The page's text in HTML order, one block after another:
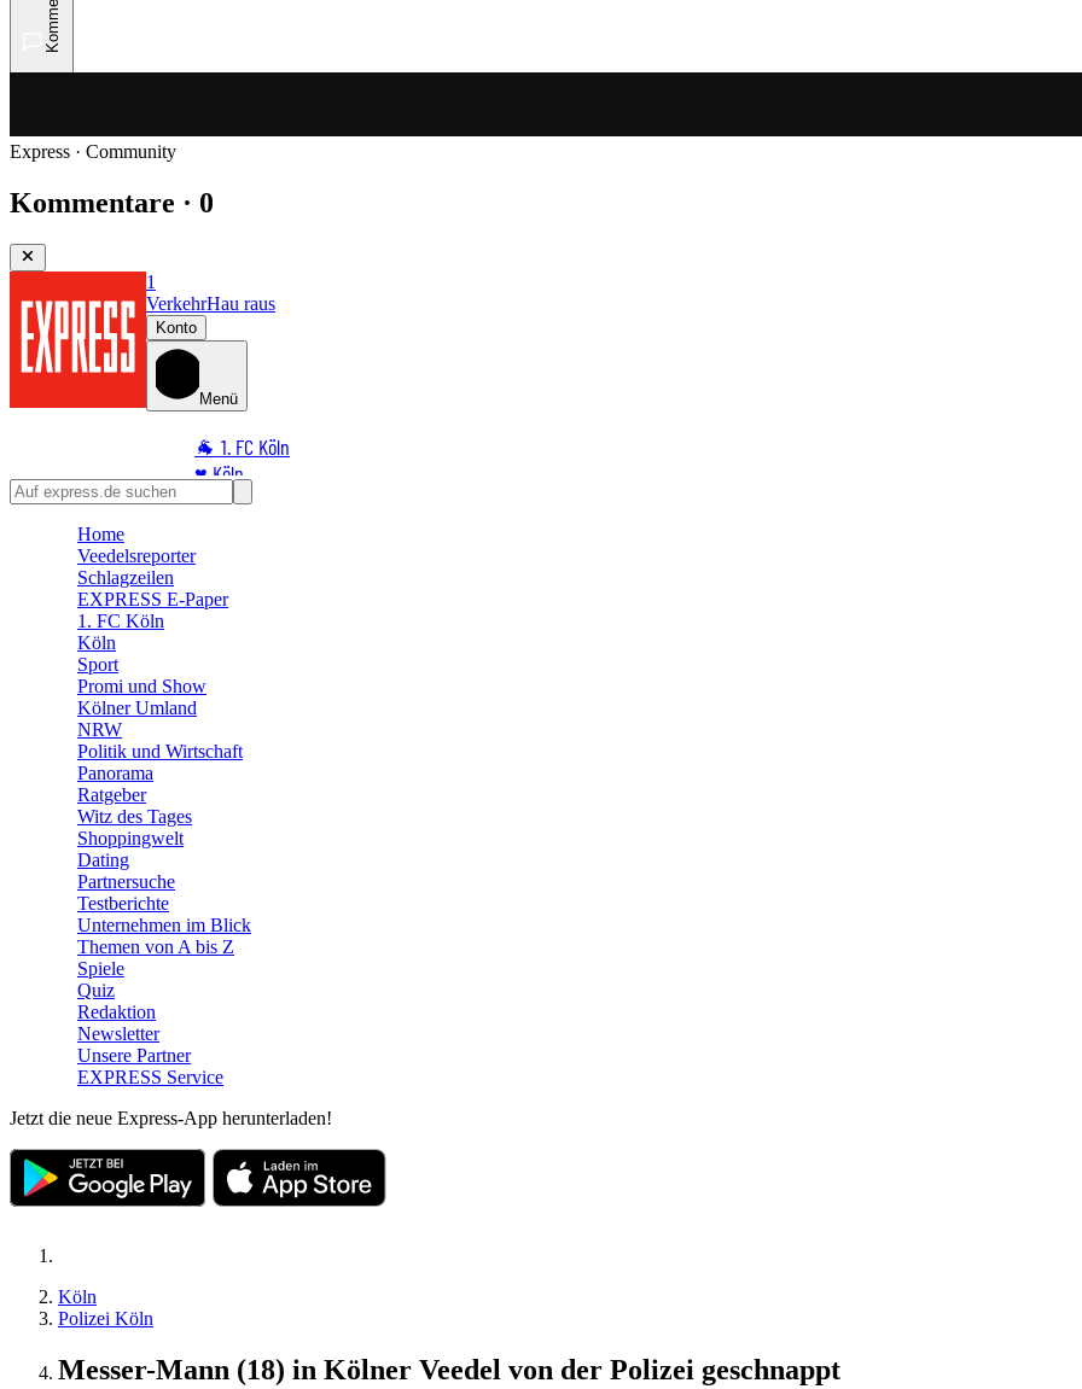
Express · Community
Kommentare · 0
1
VerkehrHau raus
Konto
Menü
🐐 1. FC Köln
♥️ Köln
⭐ Promi
🛒 Shoppingwelt
🧩 Spiele
Home
Veedelsreporter
Schlagzeilen
EXPRESS E-Paper
1. FC Köln
Köln
Sport
Promi und Show
Kölner Umland
NRW
Politik und Wirtschaft
Panorama
Ratgeber
Witz des Tages
Shoppingwelt
Dating
Partnersuche
Testberichte
Unternehmen im Blick
Themen von A bis Z
Spiele
Quiz
Redaktion
Newsletter
Unsere Partner
EXPRESS Service
Jetzt die neue Express-App herunterladen!
Köln
Polizei Köln
Messer-Mann (18) in Kölner Veedel von der Polizei geschnappt